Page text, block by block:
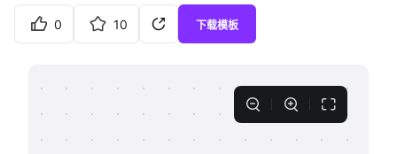
客户案例
0 10 下载模板